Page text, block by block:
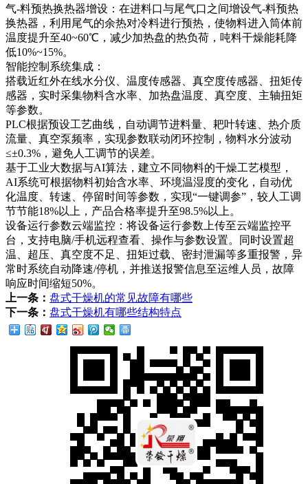
气-料预热换热器增设：在进料口与尾气口之间增设气-料预热
换热器，利用尾气的余热对冷料进行预热，使物料进入筒体前
温度提升至40~60℃，减少加热盘的热负荷，吨料干燥能耗降
低10%~15%。
智能控制系统集成：
搭载近红外在线水分仪、温度传感器、真空度传感器、扭矩传
感器，实时采集物料含水率、加热盘温度、真空度、主轴扭矩
等参数。
PLC根据预设工艺曲线，自动调节进料量、耙叶转速、热介质
流量、真空泵频率，实现参数联动闭环控制，物料水分波动
≤±0.3%，避免人工调节的误差。
基于工业大数据与AI算法，建立不同物料的干燥工艺模型，
AI系统可根据物料初始含水率、环境温湿度的变化，自动优
化温度、转速、停留时间等参数，实现“一键调参”，较人工调
节节能18%以上，产品合格率提升至98.5%以上。
设备运行参数云端监控：将设备运行参数上传至云端监控平
台，支持电脑/手机远程查看、操作与参数设置。同时设置超
温、超压、真空度不足、扭矩过载、密封泄漏等多重报警，异
常时系统自动降速/停机，并推送报警信息至运维人员，故障
响应时间缩短50%。
上一条： 盘式干燥机的常见故障有哪些
下一条： 盘式干燥机有哪些结构特点